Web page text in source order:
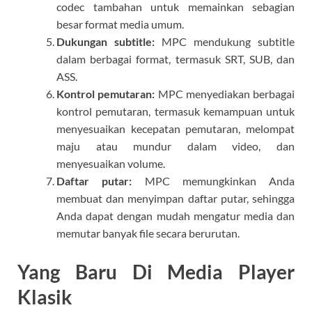
codec tambahan untuk memainkan sebagian
besar format media umum.
Dukungan subtitle: MPC mendukung subtitle
dalam berbagai format, termasuk SRT, SUB, dan
ASS.
Kontrol pemutaran: MPC menyediakan berbagai
kontrol pemutaran, termasuk kemampuan untuk
menyesuaikan kecepatan pemutaran, melompat
maju atau mundur dalam video, dan
menyesuaikan volume.
Daftar putar: MPC memungkinkan Anda
membuat dan menyimpan daftar putar, sehingga
Anda dapat dengan mudah mengatur media dan
memutar banyak file secara berurutan.
Yang Baru Di Media Player
Klasik